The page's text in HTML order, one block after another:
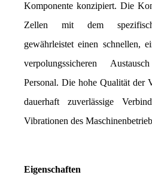
Komponente konzipiert. Die
Zellen mit dem
gewährleistet einen schnellen,
verpolungssicheren
Personal. Die hohe Qualität der
dauerhaft zuverlässige
Vibrationen des
Eigenschaften